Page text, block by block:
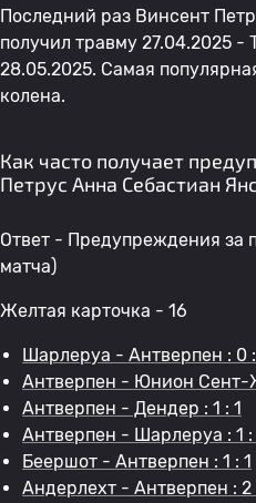
Последний раз Винсент
получил травму 27.04.2025 -
28.05.2025. Самая
колена.
Как часто получает
Петрус Анна Себастиан
Ответ - Предупреждения за
матча)
Желтая карточка - 16
Шарлеруа - Антверпен : 0 :
Антверпен - Юнион Сент-
Антверпен - Дендер : 1 : 1
Антверпен - Шарлеруа : 1 :
Беершот - Антверпен : 1 : 1
Андерлехт - Антверпен : 2